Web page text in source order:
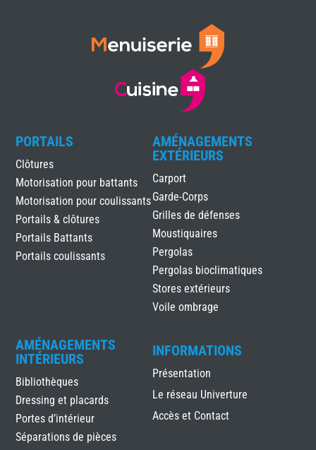
PORTAILS
Clôtures
Motorisation pour battants
Motorisation pour coulissants
Portails & clôtures
Portails Battants
Portails coulissants
AMÉNAGEMENTS
EXTÉRIEURS
Carport
Garde-Corps
Grilles de défenses
Moustiquaires
Pergolas
Pergolas bioclimatiques
Stores extérieurs
Voile ombrage
AMÉNAGEMENTS
INTÉRIEURS
Bibliothèques
Dressing et placards
Portes d’intérieur
Séparations de pièces
INFORMATIONS
Présentation
Le réseau Univerture
Accès et Contact